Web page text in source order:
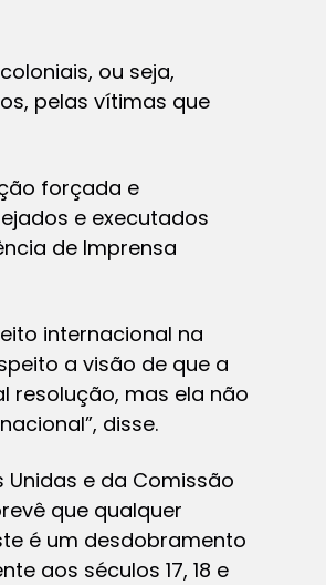
ou seja,
pelas vítimas que
forçada e
e executados
de Imprensa
internacional na
a visão de que a
resolução, mas ela não
disse.
Unidas e da Comissão
que qualquer
é um desdobramento
aos séculos 17, 18 e